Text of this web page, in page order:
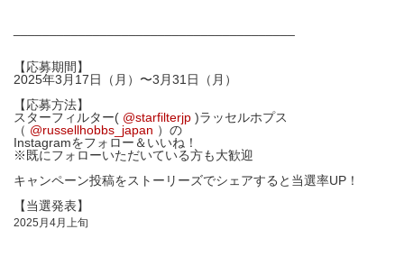
【応募期間】
2025年3月17日（月）〜3月31日（月）
【応募方法】
スターフィルター( @starfilterjp )ラッセルホプス
（ @russellhobbs_japan ）の
Instagramをフォロー＆いいね！
※既にフォローいただいている方も大歓迎
キャンペーン投稿をストーリーズでシェアすると当選率UP！
【当選発表】
2025月4月上旬